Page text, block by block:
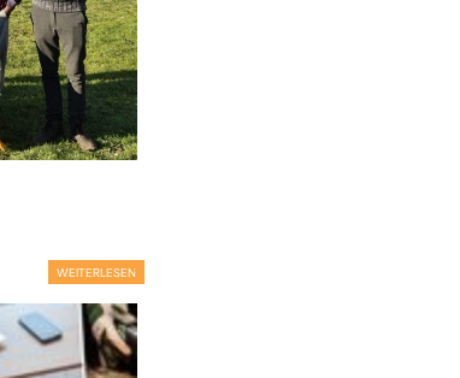
WEITERLESEN